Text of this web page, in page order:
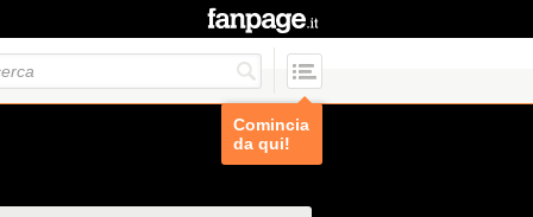
Comincia
da qui!